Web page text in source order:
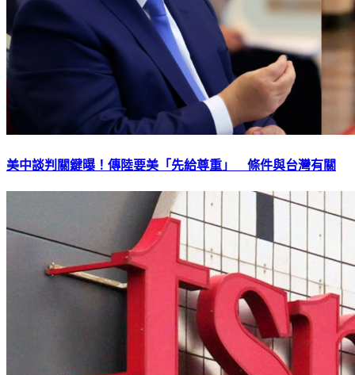
美中談判關鍵曝！傳陸要美「先給尊重」 條件與台灣有關